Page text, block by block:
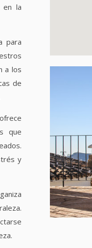
en la
para
a los
de
que
y